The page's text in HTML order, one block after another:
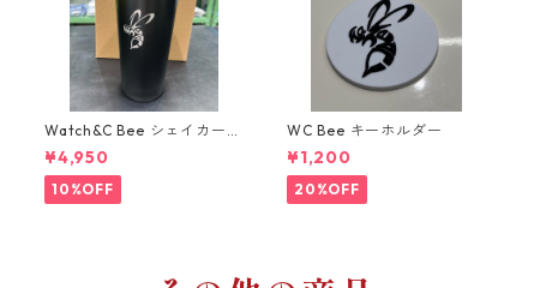
Watch&C Bee シェイカー
Web限定10点‼️
¥4,950
10%OFF
WC Bee キーホルダー
¥1,200
20%OFF